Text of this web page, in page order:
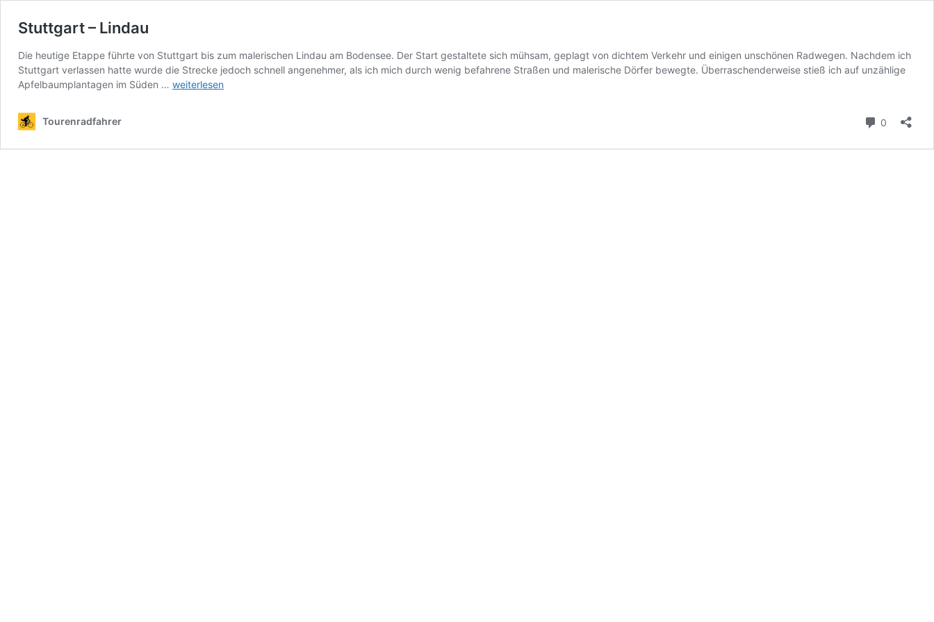
Stuttgart – Lindau
Die heutige Etappe führte von Stuttgart bis zum malerischen Lindau am Bodensee. Der Start gestaltete sich mühsam, geplagt von dichtem Verkehr und einigen unschönen Radwegen. Nachdem ich
Stuttgart verlassen hatte wurde die Strecke jedoch schnell angenehmer, als ich mich durch wenig befahrene Straßen und malerische Dörfer bewegte. Überraschenderweise stieß ich auf unzählige
Apfelbaumplantagen im Süden … Stuttgart
weiterlesen
Tourenradfahrer 0